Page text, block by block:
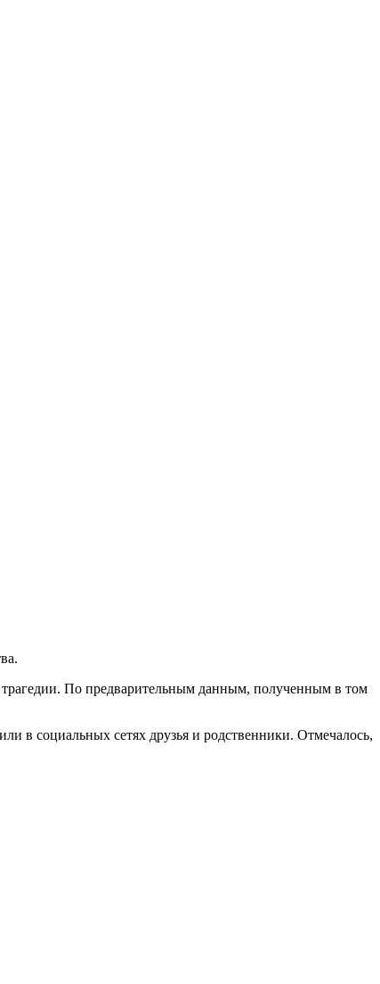
трагедии. По предварительным данным, полученным в том
в социальных сетях друзья и родственники. Отмечалось,